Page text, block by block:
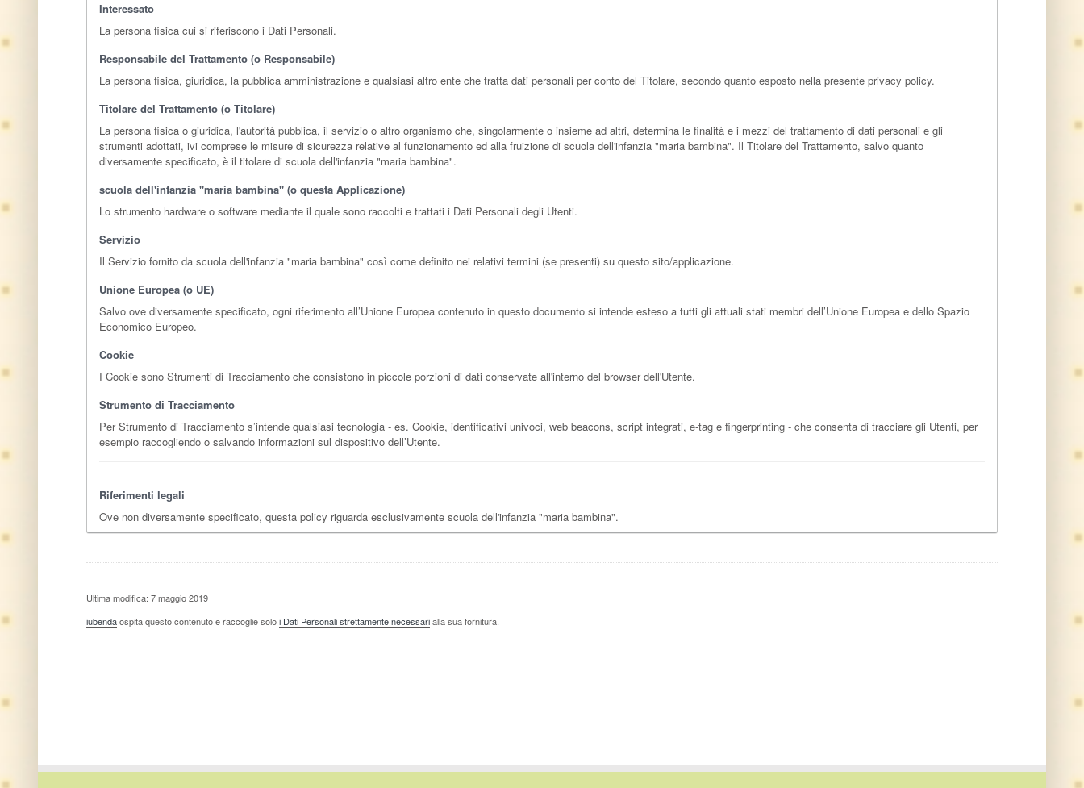
Interessato
La persona fisica cui si riferiscono i Dati Personali.
Responsabile del Trattamento (o Responsabile)
La persona fisica, giuridica, la pubblica amministrazione e qualsiasi altro ente che tratta dati personali per conto del Titolare, secondo quanto esposto nella presente privacy policy.
Titolare del Trattamento (o Titolare)
La persona fisica o giuridica, l'autorità pubblica, il servizio o altro organismo che, singolarmente o insieme ad altri, determina le finalità e i mezzi del trattamento di dati personali e gli
strumenti adottati, ivi comprese le misure di sicurezza relative al funzionamento ed alla fruizione di scuola dell'infanzia "maria bambina". Il Titolare del Trattamento, salvo quanto
diversamente specificato, è il titolare di scuola dell'infanzia "maria bambina".
scuola dell'infanzia "maria bambina" (o questa Applicazione)
Lo strumento hardware o software mediante il quale sono raccolti e trattati i Dati Personali degli Utenti.
Servizio
Il Servizio fornito da scuola dell'infanzia "maria bambina" così come definito nei relativi termini (se presenti) su questo sito/applicazione.
Unione Europea (o UE)
Salvo ove diversamente specificato, ogni riferimento all’Unione Europea contenuto in questo documento si intende esteso a tutti gli attuali stati membri dell’Unione Europea e dello Spazio
Economico Europeo.
Cookie
I Cookie sono Strumenti di Tracciamento che consistono in piccole porzioni di dati conservate all'interno del browser dell'Utente.
Strumento di Tracciamento
Per Strumento di Tracciamento s’intende qualsiasi tecnologia - es. Cookie, identificativi univoci, web beacons, script integrati, e-tag e fingerprinting - che consenta di tracciare gli Utenti, per
esempio raccogliendo o salvando informazioni sul dispositivo dell’Utente.
Riferimenti legali
Ove non diversamente specificato, questa policy riguarda esclusivamente scuola dell'infanzia "maria bambina".
Ultima modifica: 7 maggio 2019
iubendaospita questo contenuto e raccoglie soloi Dati Personali strettamente necessarialla sua fornitura.